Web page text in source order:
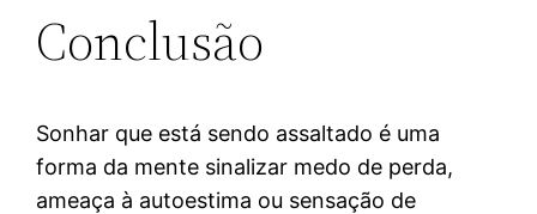
Conclusão
Sonhar que está sendo assaltado é uma
forma da mente sinalizar medo de perda,
ameaça à autoestima ou sensação de